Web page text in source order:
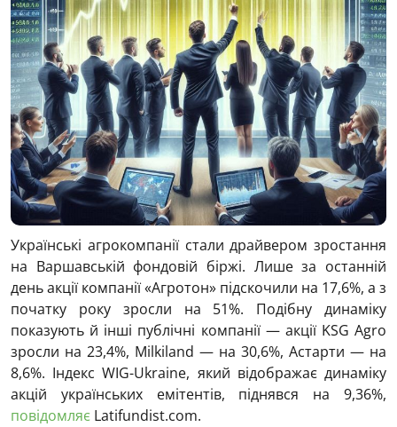
Українські агрокомпанії стали драйвером зростання
на Варшавській фондовій біржі. Лише за останній
день акції компанії «Агротон» підскочили на 17,6%, а з
початку року зросли на 51%. Подібну динаміку
показують й інші публічні компанії — акції KSG Agro
зросли на 23,4%, Milkiland — на 30,6%, Астарти — на
8,6%. Індекс WIG-Ukraine, який відображає динаміку
акцій українських емітентів, піднявся на 9,36%,
повідомляє Latifundist.com.